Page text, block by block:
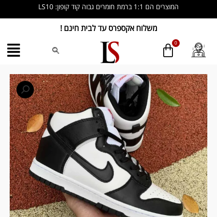
לתוכן
המוצרים הם 1:1 ברמת חומרים גבוה קוד קופון: LS10
משלוח אקספרס עד לבית חינם !
כמות
של
Nike
Dunk
High
White
Black